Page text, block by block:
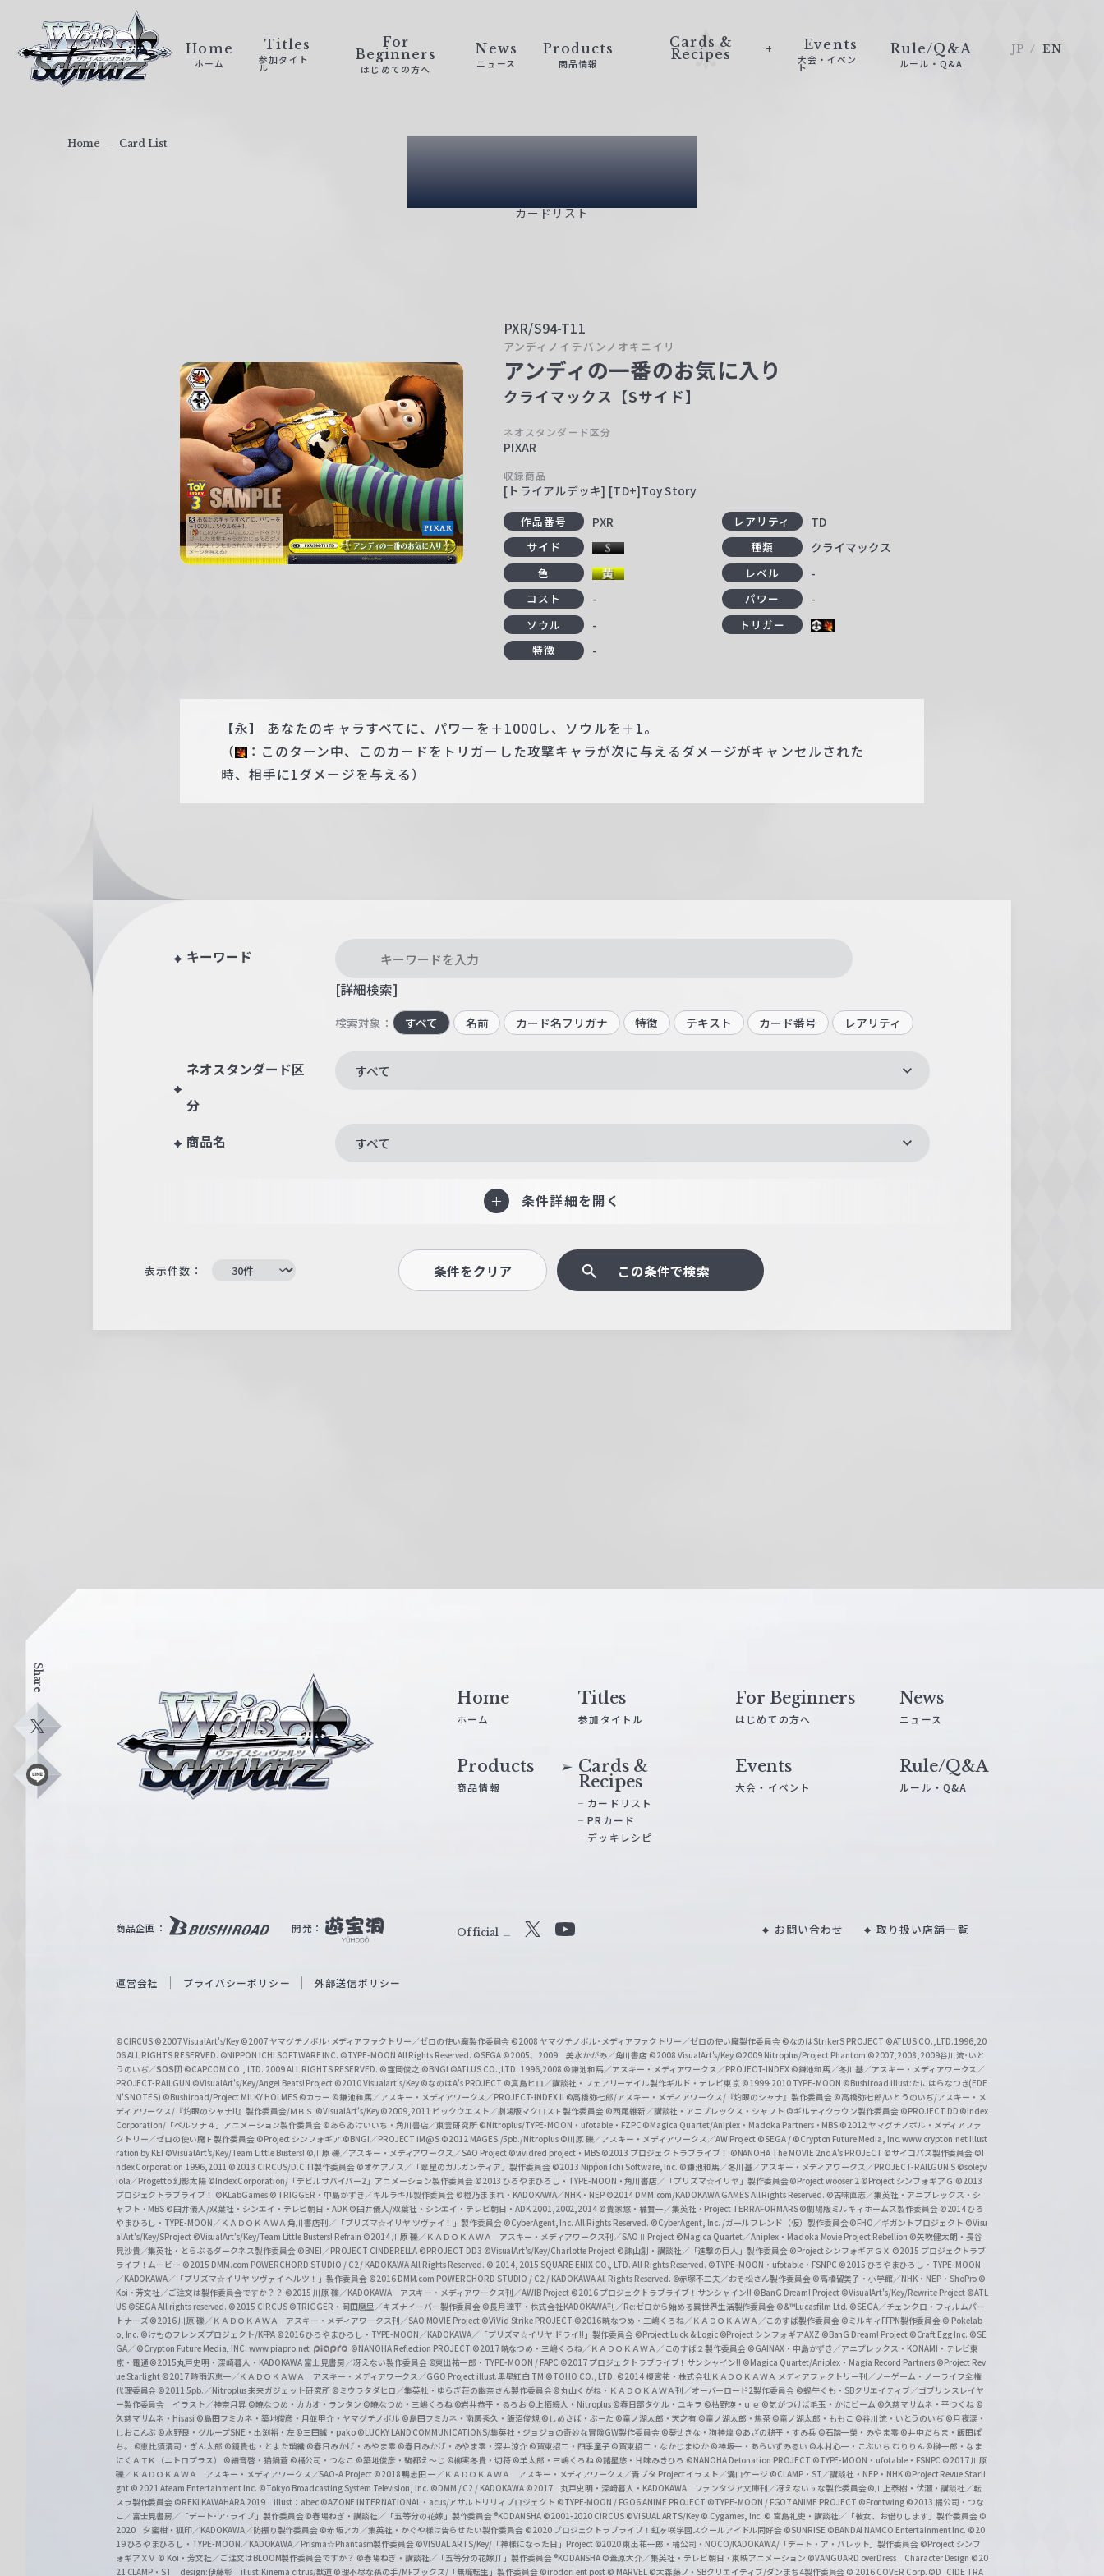
ァ
Home
ホーム
Titles
参加タイト
ル
For
Beginners
はじめての方へ
News
ニュース
Products
商品情報
Cards &
Recipes
Events
大会・イベン
ト
Rule/Q&A
ルール・Q&A
JP EN
Card List
カードリスト
Home Card List
PXR/S94-T11
アンディノイチバンノオキニイリ
アンディの一番のお気に入り
クライマックス【Sサイド】
ネオスタンダード区分
PIXAR
収録商品
[トライアルデッキ] [TD+]Toy Story
作品番号 PXR レアリティ TD
サイド 種類 クライマックス
色 レベル -
コスト - パワー -
ソウル -
トリガー
特徴
-
【永】 あなたのキャラすべてに、パワーを＋1000し、ソウルを＋1。
（
：このターン中、このカードをトリガーした攻撃キャラが次に与えるダメージがキャンセルされた
時、相手に1ダメージを与える）
キーワード
[詳細検索]
検索対象： すべて 名前 カード名フリガナ 特徴 テキスト カード番号 レアリティ
ネオスタンダード区
分
すべて
商品名 すべて
条件詳細を開く
表示件数： 条件をクリア この条件で検索
Share
X
L
ス
W
i
c
h
w
a
r
z
Home
ホーム
Titles
参加タイトル
For Beginners
はじめての方へ
News
ニュース
Products
商品情報
Cards &
Recipes
カードリスト
PRカード
デッキレシピ
Events
大会・イベント
Rule/Q&A
ルール・Q&A
商品企画： 開発： Official
b
e
O
f
f
i
c
i
a
l
C
h
a
n
n
e
l
お問い合わせ 取り扱い店舗一覧
運営会社 プライバシーポリシー 外部送信ポリシー
©CIRCUS ©2007 VisualArt's/Key ©2007 ヤマグチノボル･メディアファクトリー／ゼロの使い魔製作委員会 ©2008 ヤマグチノボル･メディアファクトリー／ゼロの使い魔製作委員会 ©なのはStrikerS PROJECT ©ATLUS CO.,LTD.1996,20
06 ALL RIGHTS RESERVED. ©NIPPON ICHI SOFTWARE INC. ©TYPE-MOON All Rights Reserved. ©SEGA ©2005、2009 美水かがみ／角川書店 ©2008 VisualArt's/Key ©2009 Nitroplus/Project Phantom ©2007,2008,2009谷川流･いと
うのいぢ／SOS団 ©CAPCOM CO., LTD. 2009 ALL RIGHTS RESERVED. ©窪岡俊之 ©BNGI ©ATLUS CO.,LTD. 1996,2008 ©鎌池和馬／アスキー・メディアワークス／PROJECT-INDEX ©鎌池和馬／冬川基／アスキー・メディアワークス／
PROJECT-RAILGUN ©VisualArt's/Key/Angel Beats! Project ©2010 Visualart's/Key ©なのはA's PROJECT ©真島ヒロ／講談社・フェアリーテイル製作ギルド・テレビ東京 ©1999-2010 TYPE-MOON ©Bushiroad illust:たにはらなつき(EDE
N'S NOTES) ©Bushiroad/Project MILKY HOLMES ©カラー ©鎌池和馬／アスキー・メディアワークス／PROJECT-INDEX II ©高橋弥七郎/アスキー・メディアワークス/『灼眼のシャナ』製作委員会 ©高橋弥七郎/いとうのいぢ/アスキー・メ
ディアワークス/『灼眼のシャナII』製作委員会/ＭＢＳ ©VisualArt's/Key©2009,2011 ビックウエスト／劇場版マクロスＦ製作委員会 ©西尾維新／講談社・アニプレックス・シャフト ©ギルティクラウン製作委員会 ©PROJECT DD ©Index
Corporation/「ペルソナ４」アニメーション製作委員会 ©あらゐけいいち・角川書店／東雲研究所 ©Nitroplus/TYPE-MOON・ufotable・FZPC ©Magica Quartet/Aniplex・Madoka Partners・MBS ©2012 ヤマグチノボル・メディアファ
クトリー／ゼロの使い魔Ｆ製作委員会 ©Project シンフォギア ©BNGI／PROJECT iM@S ©2012 MAGES./5pb./Nitroplus ©川原 礫／アスキー・メディアワークス／AW Project ©SEGA / ©Crypton Future Media, Inc. www.crypton.net Illust
ration by KEI ©VisualArt's/Key/Team Little Busters! ©川原 礫／アスキー・メディアワークス／SAO Project ©vividred project・MBS ©2013 プロジェクトラブライブ！ ©NANOHA The MOVIE 2nd A's PROJECT ©サイコパス製作委員会 ©I
ndex Corporation 1996,2011 ©2013 CIRCUS/D.C.III製作委員会 ©オケアノス／「翠星のガルガンティア」製作委員会 ©2013 Nippon Ichi Software, Inc. ©鎌池和馬／冬川基／アスキー・メディアワークス／PROJECT-RAILGUN S ©sole;v
iola／Progetto 幻影太陽 ©Index Corporation/「デビルサバイバー2」アニメーション製作委員会 ©2013 ひろやまひろし・TYPE-MOON・角川書店／「プリズマ☆イリヤ」製作委員会©Project wooser 2 ©Project シンフォギアＧ ©2013
プロジェクトラブライブ！ ©KLabGames © TRIGGER・中島かずき／キルラキル製作委員会 ©橙乃ままれ・KADOKAWA／NHK・NEP ©2014 DMM.com/KADOKAWA GAMES All Rights Reserved. ©古味直志／集英社・アニプレックス・シ
ャフト・MBS ©臼井儀人/双葉社・シンエイ・テレビ朝日・ADK ©臼井儀人/双葉社・シンエイ・テレビ朝日・ADK 2001,2002,2014 ©貴家悠・橘賢一／集英社・Project TERRAFORMARS©劇場版ミルキィホームズ製作委員会 ©2014 ひろ
やまひろし・TYPE-MOON／ＫＡＤＯＫＡＷＡ 角川書店刊／「プリズマ☆イリヤ ツヴァイ！」製作委員会 ©CyberAgent, Inc. All Rights Reserved. ©CyberAgent, Inc. /ガールフレンド（仮）製作委員会©FHO／ギガントプロジェクト ©Visu
alArt's/Key/SProject ©VisualArt's/Key/Team Little Busters! Refrain ©2014 川原 礫／ＫＡＤＯＫＡＷＡ アスキー・メディアワークス刊／SAOⅡ Project ©Magica Quartet／Aniplex・Madoka Movie Project Rebellion ©矢吹健太朗・長谷
見沙貴／集英社・とらぶるダークネス製作委員会 ©BNEI／PROJECT CINDERELLA ©PROJECT DD3 ©VisualArt's/Key/Charlotte Project ©諫山創・講談社／「進撃の巨人」製作委員会 ©Project シンフォギアＧＸ ©2015 プロジェクトラブ
ライブ！ムービー ©2015 DMM.com POWERCHORD STUDIO / C2 / KADOKAWA All Rights Reserved. © 2014, 2015 SQUARE ENIX CO., LTD. All Rights Reserved. ©TYPE-MOON・ufotable・FSNPC ©2015 ひろやまひろし・TYPE-MOON
／KADOKAWA／「プリズマ☆イリヤ ツヴァイ ヘルツ！」製作委員会 ©2016 DMM.com POWERCHORD STUDIO / C2 / KADOKAWA All Rights Reserved. ©赤塚不二夫／おそ松さん製作委員会 ©高橋留美子・小学館／NHK・NEP・ShoPro ©
Koi・芳文社／ご注文は製作委員会ですか？？ ©2015 川原 礫／KADOKAWA アスキー・メディアワークス刊／AWIB Project ©2016 プロジェクトラブライブ！サンシャイン!! ©BanG Dream! Project ©VisualArt's/Key/Rewrite Project ©ATL
US ©SEGA All rights reserved. ©2015 CIRCUS ©TRIGGER・岡田麿里／キズナイーバー製作委員会 ©長月達平・株式会社KADOKAWA刊／Re:ゼロから始める異世界生活製作委員会 ©&™Lucasfilm Ltd. ©SEGA／チェンクロ・フィルムパー
トナーズ©2016 川原 礫／ＫＡＤＯＫＡＷＡ アスキー・メディアワークス刊／SAO MOVIE Project ©ViVid Strike PROJECT ©2016 暁なつめ・三嶋くろね／ＫＡＤＯＫＡＷＡ／このすば製作委員会 ©ミルキィFFPN製作委員会 © Pokelab
o, Inc. ©けものフレンズプロジェクト/KFPA ©2016 ひろやまひろし・TYPE-MOON／KADOKAWA／「プリズマ☆イリヤ ドライ!!」製作委員会 ©Project Luck & Logic ©Project シンフォギアAXZ ©BanG Dream! Project ©Craft Egg Inc. ©SE
GA／ ©Crypton Future Media, INC. www.piapro.net
©NANOHA Reflection PROJECT ©2017 暁なつめ・三嶋くろね／ＫＡＤＯＫＡＷＡ／このすば２製作委員会 ©GAINAX・中島かずき／アニプレックス・KONAMI・テレビ東
京・電通 ©2015丸戸史明・深崎暮人・KADOKAWA 富士見書房／冴えない製作委員会 ©東出祐一郎・TYPE-MOON / FAPC ©2017 プロジェクトラブライブ！サンシャイン!! ©Magica Quartet/Aniplex・Magia Record Partners ©Project Rev
ue Starlight ©2017 時雨沢恵一／ＫＡＤＯＫＡＷＡ アスキー・メディアワークス／GGO Project illust.黒星紅白 TM ©TOHO CO., LTD. ©2014 榎宮祐・株式会社ＫＡＤＯＫＡＷＡ メディアファクトリー刊／ノーゲーム・ノーライフ全権
代理委員会 ©2011 5pb.／Nitroplus 未来ガジェット研究所 ©ミウラタダヒロ／集英社・ゆらぎ荘の幽奈さん製作委員会©丸山くがね・ＫＡＤＯＫＡＷＡ刊／オーバーロード2製作委員会 ©蝸牛くも・SBクリエイティブ／ゴブリンスレイヤ
ー製作委員会 イラスト／神奈月昇 ©暁なつめ・カカオ・ランタン ©暁なつめ・三嶋くろね ©岩井恭平・るろお ©上栖綴人・Nitroplus ©春日部タケル・ユキヲ ©枯野瑛・ｕｅ ©気がつけば毛玉・かにビーム ©久慈マサムネ・平つくね ©
久慈マサムネ・Hisasi ©島田フミカネ・築地俊彦・月並甲介・ヤマグチノボル ©島田フミカネ・南房秀久・飯沼俊規 ©しめさば・ぶーた ©竜ノ湖太郎・天之有 ©竜ノ湖太郎・焦茶 ©竜ノ湖太郎・ももこ ©谷川流・いとうのいぢ ©月夜涙・
しおこんぶ ©水野良・グループSNE・出渕裕・左 ©三田誠・pako ©LUCKY LAND COMMUNICATIONS/集英社・ジョジョの奇妙な冒険GW製作委員会 ©葵せきな・狗神煌 ©あざの耕平・すみ兵 ©石踏一榮・みやま零 ©井中だちま・飯田ぽ
ち。
©恵比須清司・ぎん太郎 ©鏡貴也・とよた瑣織 ©春日みかげ・みやま零 ©春日みかげ・みやま零・深井涼介 ©賀東招二・四季童子 ©賀東招二・なかじまゆか ©神坂一・あらいずみるい ©木村心一・こぶいち むりりん ©榊一郎・なま
にくＡＴＫ（ニトロプラス） ©細音啓・猫鍋蒼 ©橘公司・つなこ ©築地俊彦・駒都え～じ ©柳実冬貴・切符 ©羊太郎・三嶋くろね ©諸星悠・甘味みきひろ ©NANOHA Detonation PROJECT ©TYPE-MOON・ufotable・FSNPC ©2017 川原
礫／ＫＡＤＯＫＡＷＡ アスキー・メディアワークス／SAO-A Project ©2018 鴨志田 一／ＫＡＤＯＫＡＷＡ アスキー・メディアワークス／青ブタ Project イラスト／溝口ケージ ©CLAMP・ST／講談社・NEP・NHK ©Project Revue Starli
ght © 2021 Ateam Entertainment Inc. ©Tokyo Broadcasting System Television, Inc. ©DMM / C2 / KADOKAWA ©2017 丸戸史明・深崎暮人・KADOKAWA ファンタジア文庫刊／冴えない♭な製作委員会©川上泰樹・伏瀬・講談社／転
スラ製作委員会 ©REKI KAWAHARA 2019 illust：abec ©AZONE INTERNATIONAL・acus/アサルトリリィプロジェクト ©TYPE-MOON / FGO6 ANIME PROJECT ©TYPE-MOON / FGO7 ANIME PROJECT ©Frontwing ©2013 橘公司・つな
こ／富士見書房／「デート･ア･ライブ」製作委員会©春場ねぎ・講談社／「五等分の花嫁」製作委員会 ®KODANSHA ©2001-2020 CIRCUS ©VISUAL ARTS/Key © Cygames, Inc. © 宮島礼吏・講談社／「彼女、お借りします」製作委員会 ©
2020 夕蜜柑・狐印／KADOKAWA／防振り製作委員会 ©赤坂アカ／集英社・かぐや様は告らせたい製作委員会 ©2020 プロジェクトラブライブ！虹ヶ咲学園スクールアイドル同好会 ©SUNRISE ©BANDAI NAMCO Entertainment Inc. ©20
19 ひろやまひろし・TYPE-MOON／KADOKAWA／Prisma☆Phantasm製作委員会 ©VISUAL ARTS/Key/「神様になった日」Project ©2020 東出祐一郎・橘公司・NOCO/KADOKAWA/「デート・ア・バレット」製作委員会 ©Project シンフ
ォギアＸＶ © Koi・芳文社／ご注文はBLOOM製作委員会ですか？ ©春場ねぎ・講談社／「五等分の花嫁∬」製作委員会 ®KODANSHA ©葦原大介／集英社・テレビ朝日・東映アニメーション ©VANGUARD overDress Character Design ©20
21 CLAMP・ST design:伊藤彰 illust:Kinema citrus/獣道 ©理不尽な孫の手/MFブックス/「無職転生」製作委員会 ©irodori ent post © MARVEL ©大森藤ノ・SBクリエイティブ/ダンまち4製作委員会 © 2016 COVER Corp. ©D_CIDE TRA